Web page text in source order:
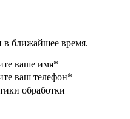
в ближайшее время.
ваше имя*
ваш телефон*
обработки